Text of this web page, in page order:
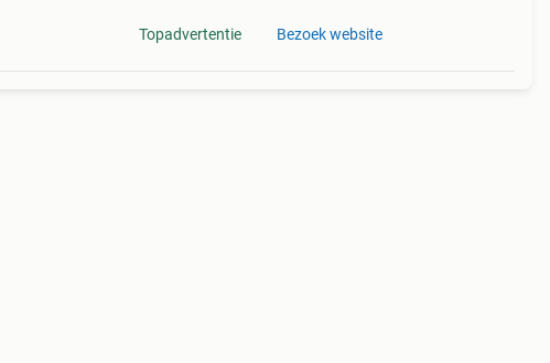
Topadvertentie Bezoek website